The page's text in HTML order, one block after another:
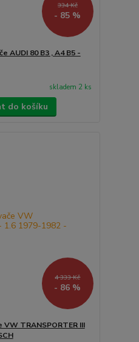
334 Kč
- 85 %
AUDI 80 B3 , A4 B5 -
skladem 2 ks
do košíku
4 333 Kč
- 86 %
TRANSPORTER III